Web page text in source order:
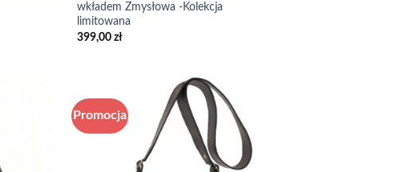
wkładem Zmysłowa -Kolekcja
limitowana
399,00 zł
Promocja
Add to
wishlist